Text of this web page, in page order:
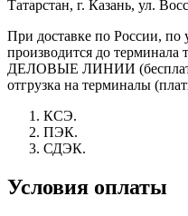
Татарстан, г. Казань, ул.
При доставке по России, по
производится до терминала
ДЕЛОВЫЕ ЛИНИИ
отгрузка на терминалы
КСЭ.
ПЭК.
СДЭК.
Условия оплаты